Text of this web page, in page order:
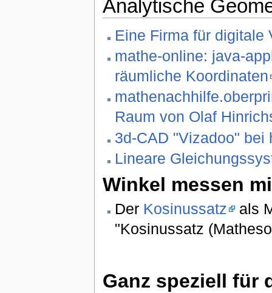
Analytische
Eine Firma für digitale
mathe-online: java-
räumliche Koordinaten
Raum von Olaf
3d-CAD "Vizadoo" bei
Lineare
Winkel messen
Der Kosinussatz als
"Kosinussatz
Ganz speziell für